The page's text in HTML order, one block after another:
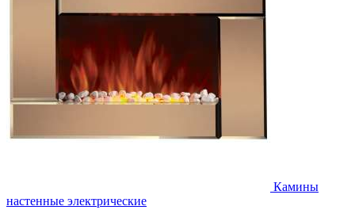
Камины
настенные электрические